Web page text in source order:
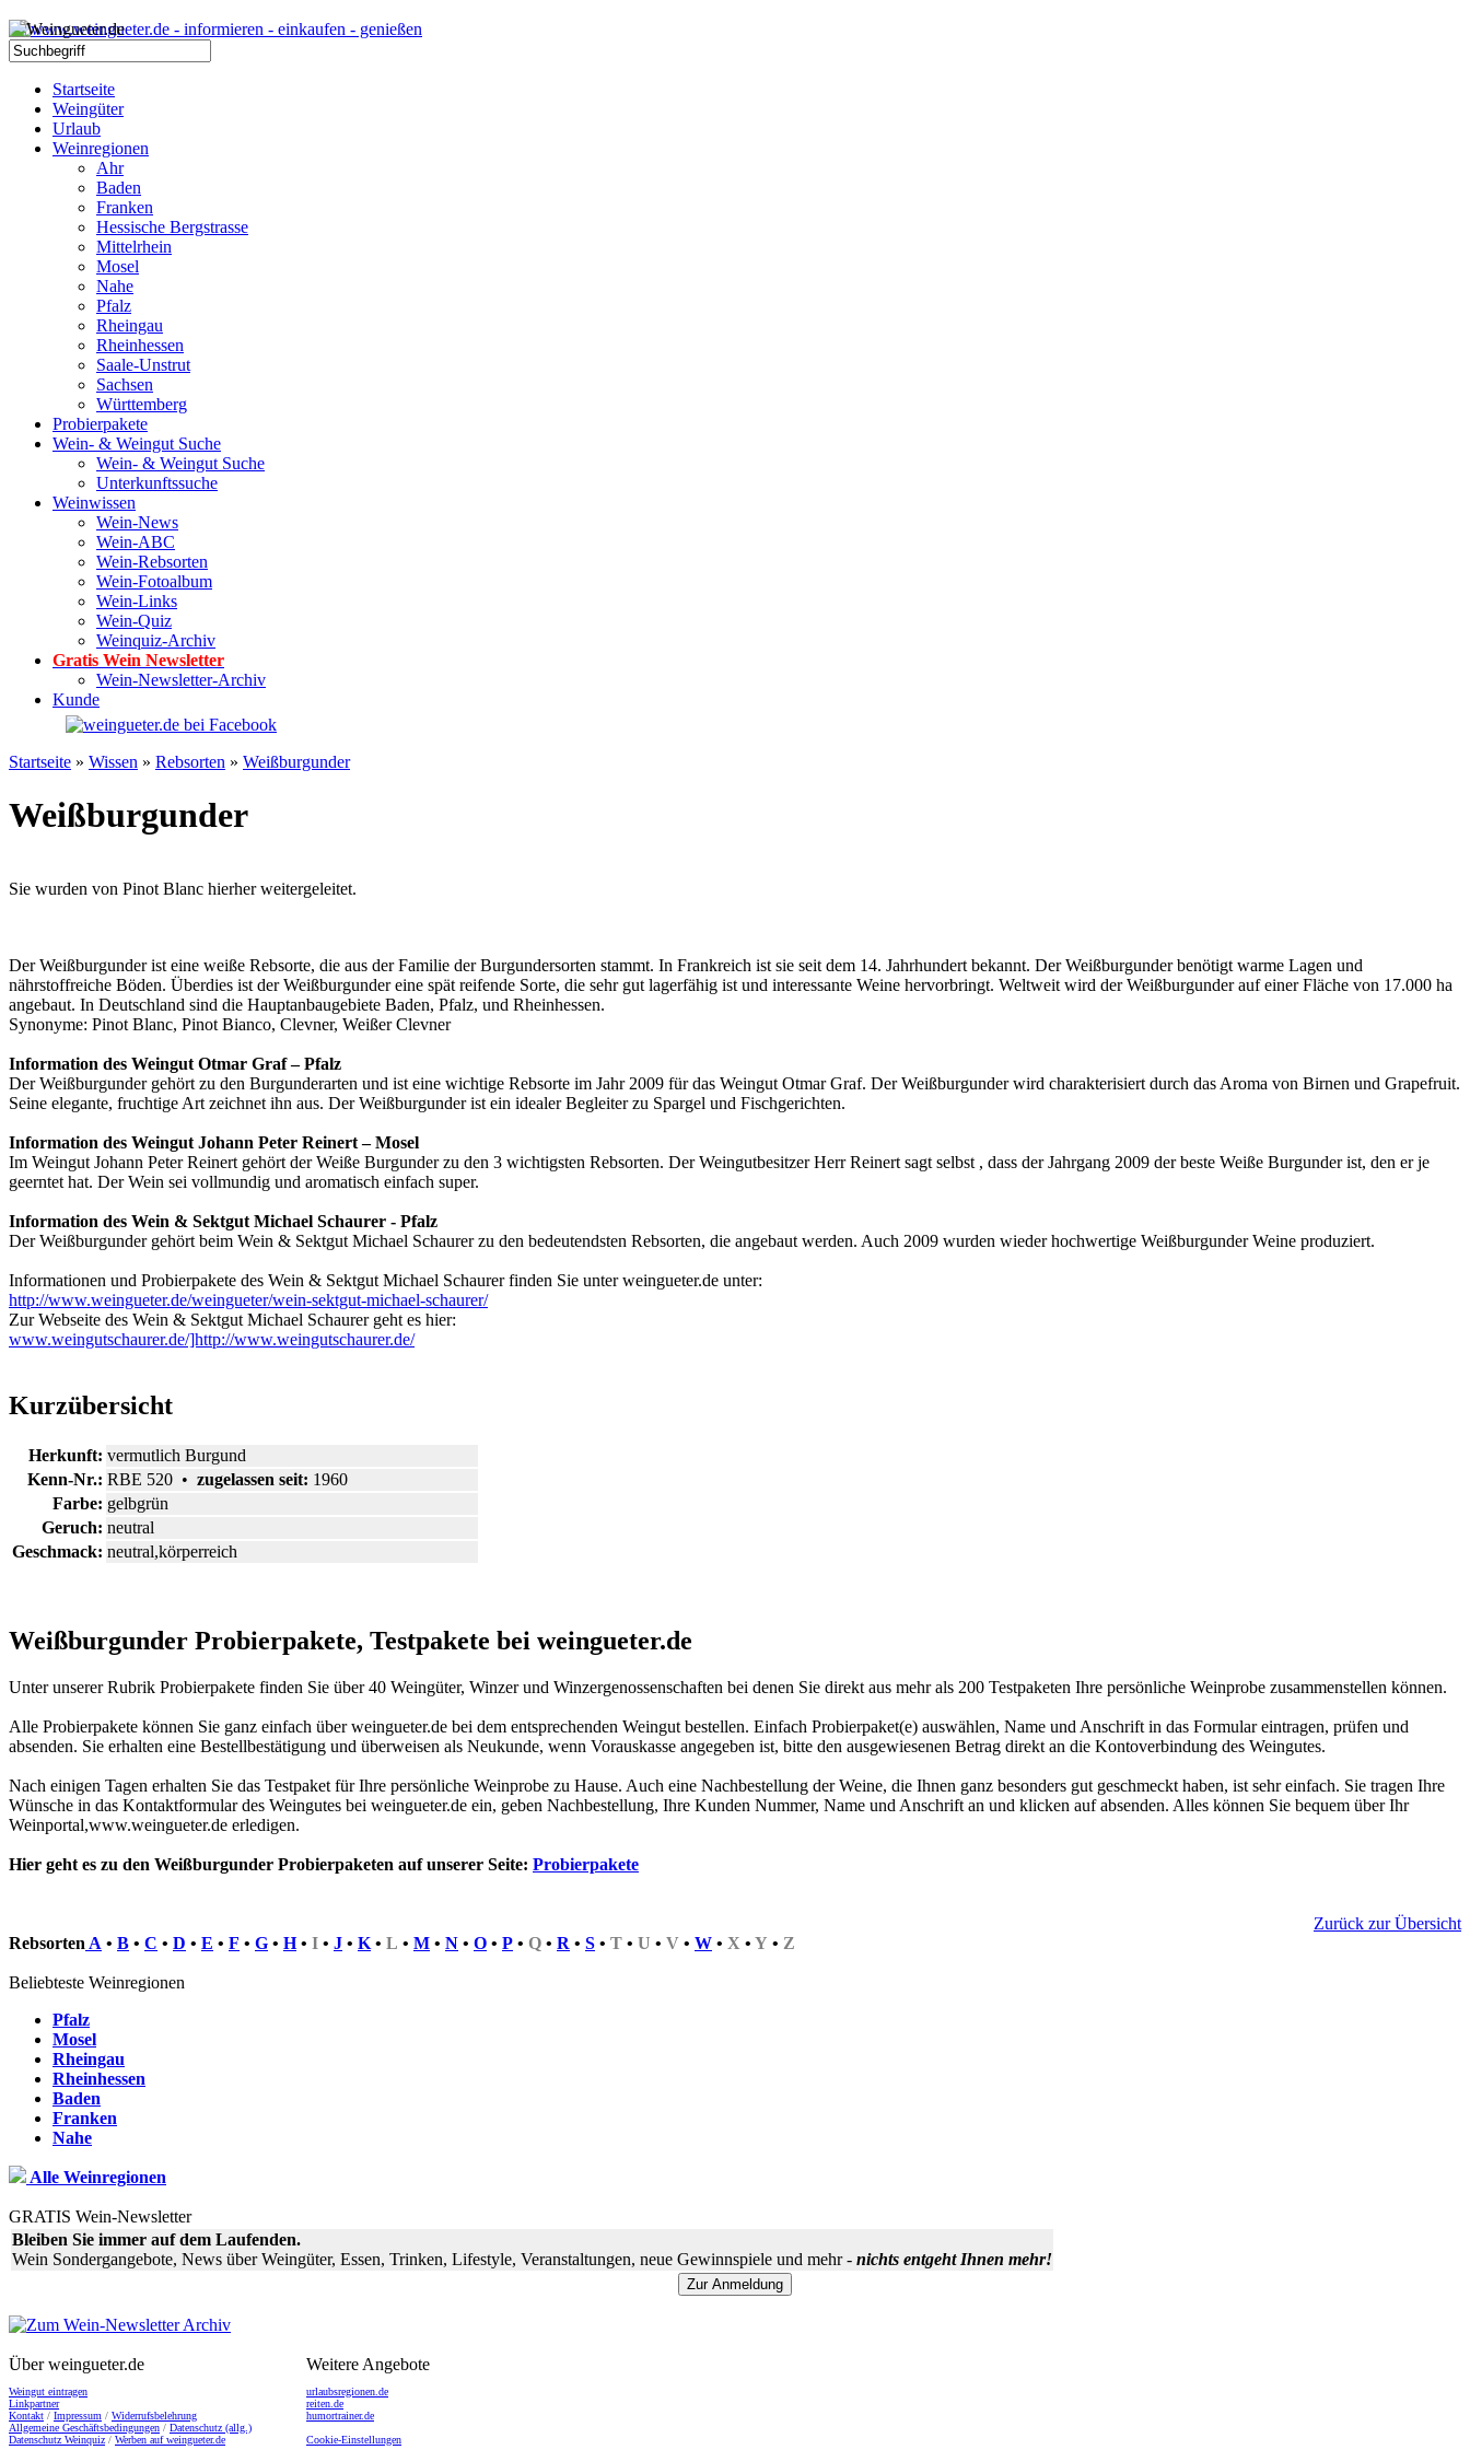
Startseite
Weingüter
Urlaub
Weinregionen
Ahr
Baden
Franken
Hessische Bergstrasse
Mittelrhein
Mosel
Nahe
Pfalz
Rheingau
Rheinhessen
Saale-Unstrut
Sachsen
Württemberg
Probierpakete
Wein- & Weingut Suche
Wein- & Weingut Suche
Unterkunftssuche
Weinwissen
Wein-News
Wein-ABC
Wein-Rebsorten
Wein-Fotoalbum
Wein-Links
Wein-Quiz
Weinquiz-Archiv
Gratis Wein Newsletter
Wein-Newsletter-Archiv
Kunde
Startseite » Wissen » Rebsorten » Weißburgunder
Weißburgunder
Sie wurden von Pinot Blanc hierher weitergeleitet.
Der Weißburgunder ist eine weiße Rebsorte, die aus der Familie der Burgundersorten stammt. In Frankreich ist sie seit dem 14. Jahrhundert bekannt. Der Weißburgunder benötigt warme Lagen und
nährstoffreiche Böden. Überdies ist der Weißburgunder eine spät reifende Sorte, die sehr gut lagerfähig ist und interessante Weine hervorbringt. Weltweit wird der Weißburgunder auf einer Fläche von 17.000 ha
angebaut. In Deutschland sind die Hauptanbaugebiete Baden, Pfalz, und Rheinhessen.
Synonyme: Pinot Blanc, Pinot Bianco, Clevner, Weißer Clevner
Information des Weingut Otmar Graf – Pfalz
Der Weißburgunder gehört zu den Burgunderarten und ist eine wichtige Rebsorte im Jahr 2009 für das Weingut Otmar Graf. Der Weißburgunder wird charakterisiert durch das Aroma von Birnen und Grapefruit.
Seine elegante, fruchtige Art zeichnet ihn aus. Der Weißburgunder ist ein idealer Begleiter zu Spargel und Fischgerichten.
Information des Weingut Johann Peter Reinert – Mosel
Im Weingut Johann Peter Reinert gehört der Weiße Burgunder zu den 3 wichtigsten Rebsorten. Der Weingutbesitzer Herr Reinert sagt selbst , dass der Jahrgang 2009 der beste Weiße Burgunder ist, den er je
geerntet hat. Der Wein sei vollmundig und aromatisch einfach super.
Information des Wein & Sektgut Michael Schaurer - Pfalz
Der Weißburgunder gehört beim Wein & Sektgut Michael Schaurer zu den bedeutendsten Rebsorten, die angebaut werden. Auch 2009 wurden wieder hochwertige Weißburgunder Weine produziert.
Informationen und Probierpakete des Wein & Sektgut Michael Schaurer finden Sie unter weingueter.de unter:
http://www.weingueter.de/weingueter/wein-sektgut-michael-schaurer/
Zur Webseite des Wein & Sektgut Michael Schaurer geht es hier:
www.weingutschaurer.de/]http://www.weingutschaurer.de/
Kurzübersicht
Herkunft: vermutlich Burgund
Kenn-Nr.: RBE 520 • zugelassen seit: 1960
Farbe: gelbgrün
Geruch: neutral
Geschmack: neutral,körperreich
Weißburgunder Probierpakete, Testpakete bei weingueter.de
Unter unserer Rubrik Probierpakete finden Sie über 40 Weingüter, Winzer und Winzergenossenschaften bei denen Sie direkt aus mehr als 200 Testpaketen Ihre persönliche Weinprobe zusammenstellen können.
Alle Probierpakete können Sie ganz einfach über weingueter.de bei dem entsprechenden Weingut bestellen. Einfach Probierpaket(e) auswählen, Name und Anschrift in das Formular eintragen, prüfen und
absenden. Sie erhalten eine Bestellbestätigung und überweisen als Neukunde, wenn Vorauskasse angegeben ist, bitte den ausgewiesenen Betrag direkt an die Kontoverbindung des Weingutes.
Nach einigen Tagen erhalten Sie das Testpaket für Ihre persönliche Weinprobe zu Hause. Auch eine Nachbestellung der Weine, die Ihnen ganz besonders gut geschmeckt haben, ist sehr einfach. Sie tragen Ihre
Wünsche in das Kontaktformular des Weingutes bei weingueter.de ein, geben Nachbestellung, Ihre Kunden Nummer, Name und Anschrift an und klicken auf absenden. Alles können Sie bequem über Ihr
Weinportal,www.weingueter.de erledigen.
Hier geht es zu den Weißburgunder Probierpaketen auf unserer Seite: Probierpakete
Zurück zur Übersicht
Rebsorten A • B • C • D • E • F • G • H• I • J • K • L • M • N • O • P • Q • R • S • T • U • V • W • X • Y • Z
Beliebteste Weinregionen
Pfalz
Mosel
Rheingau
Rheinhessen
Baden
Franken
Nahe
Alle Weinregionen
GRATIS Wein-Newsletter
Bleiben Sie immer auf dem Laufenden.
Wein Sondergangebote, News über Weingüter, Essen, Trinken, Lifestyle, Veranstaltungen, neue Gewinnspiele und mehr - nichts entgeht Ihnen mehr!
Über weingueter.de
Weingut eintragen
Linkpartner
Kontakt / Impressum / Widerrufsbelehrung
Allgemeine Geschäftsbedingungen / Datenschutz (allg.)
Datenschutz Weinquiz / Werben auf weingueter.de
Weitere Angebote
urlaubsregionen.de
reiten.de
humortrainer.de
Cookie-Einstellungen